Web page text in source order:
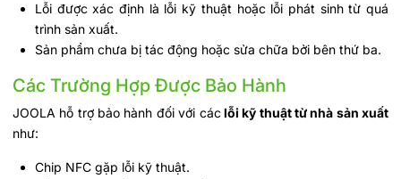
Lỗi được xác định là lỗi kỹ thuật hoặc lỗi phát sinh từ quá
trình sản xuất.
Sản phẩm chưa bị tác động hoặc sửa chữa bởi bên thứ ba.
Các Trường Hợp Được Bảo Hành
JOOLA hỗ trợ bảo hành đối với cáclỗi kỹ thuật từ nhà sản xuất
như:
Chip NFC gặp lỗi kỹ thuật.